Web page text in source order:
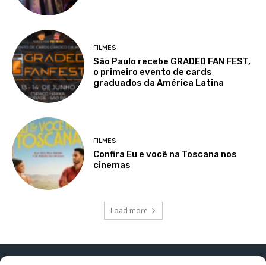
FILMES
São Paulo recebe GRADED FAN FEST,
o primeiro evento de cards
graduados da América Latina
FILMES
Confira Eu e você na Toscana nos
cinemas
Load more